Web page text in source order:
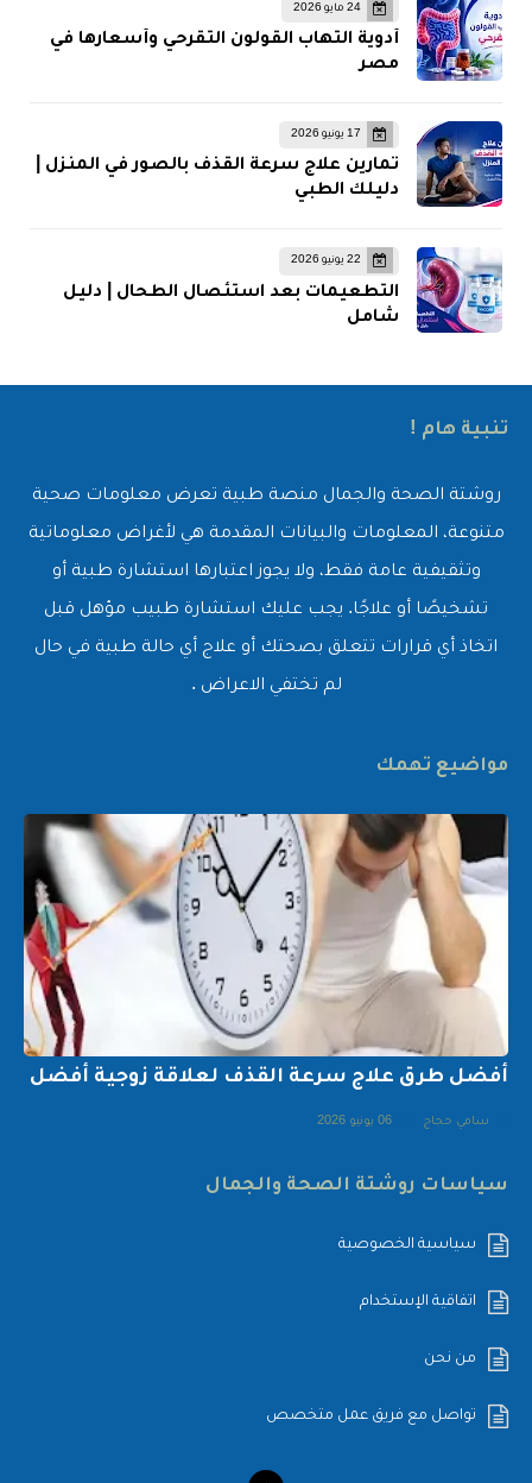
24 مايو 2026
أدوية التهاب القولون التقرحي وأسعارها في
مصر
17 يونيو 2026
تمارين علاج سرعة القذف بالصور في المنزل |
دليلك الطبي
22 يونيو 2026
التطعيمات بعد استئصال الطحال | دليل
شامل
تنبية هام !
روشتة الصحة والجمال منصة طبية تعرض معلومات صحية
متنوعة، المعلومات والبيانات المقدمة هي لأغراض معلوماتية
وتثقيفية عامة فقط، ولا يجوز اعتبارها استشارة طبية أو
تشخيصًا أو علاجًا. يجب عليك استشارة طبيب مؤهل قبل
اتخاذ أي قرارات تتعلق بصحتك أو علاج أي حالة طبية في حال
لم تختفي الاعراض .
مواضيع تهمك
أفضل طرق علاج سرعة القذف لعلاقة زوجية أفضل
سامي حجاج 06 يونيو 2026
سياسات روشتة الصحة والجمال
سياسية الخصوصية
اتفاقية الإستخدام
من نحن
تواصل مع فريق عمل متخصص